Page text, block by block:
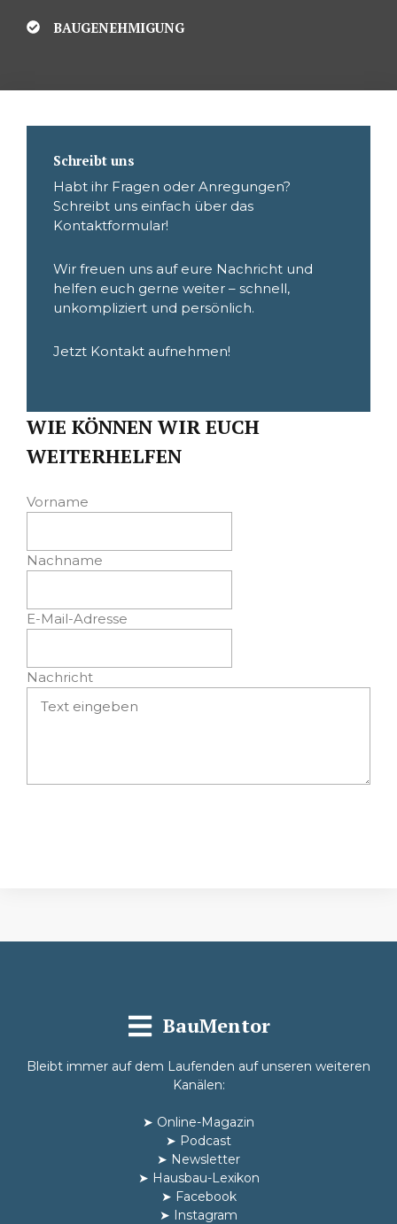
BAUGENEHMIGUNG
Schreibt uns
Habt ihr Fragen oder Anregungen?
Schreibt uns einfach über das
Kontaktformular!
Wir freuen uns auf eure Nachricht und
helfen euch gerne weiter – schnell,
unkompliziert und persönlich.
Jetzt Kontakt aufnehmen!
WIE KÖNNEN WIR EUCH
WEITERHELFEN
Vorname
Nachname
E-Mail-Adresse
Nachricht
BauMentor
Bleibt immer auf dem Laufenden auf unseren weiteren
Kanälen:
➤ Online-Magazin
➤ Podcast
➤ Newsletter
➤ Hausbau-Lexikon
➤ Facebook
➤ Instagram